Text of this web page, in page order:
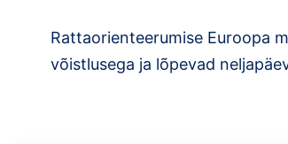
Rattaorienteerumise Euroopa
võistlusega ja lõpevad